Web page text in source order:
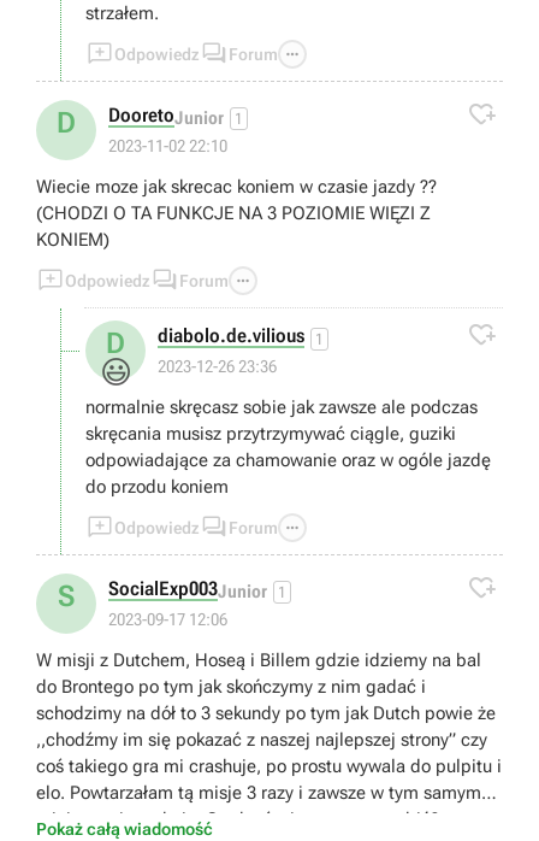
strzałem.
Odpowiedz  Forum 
D DooretoJunior 1
2023-11-02 22:10

Wiecie moze jak skrecac koniem w czasie jazdy ??
(CHODZI O TA FUNKCJE NA 3 POZIOMIE WIĘZI Z
KONIEM)
Odpowiedz  Forum 
D
😃
diabolo.de.vilious 1
2023-12-26 23:36

normalnie skręcasz sobie jak zawsze ale podczas
skręcania musisz przytrzymywać ciągle, guziki
odpowiadające za chamowanie oraz w ogóle jazdę
do przodu koniem
Odpowiedz  Forum 
S SocialExp003Junior 1
2023-09-17 12:06

W misji z Dutchem, Hoseą i Billem gdzie idziemy na bal
do Brontego po tym jak skończymy z nim gadać i
schodzimy na dół to 3 sekundy po tym jak Dutch powie że
,,chodźmy im się pokazać z naszej najlepszej strony” czy
coś takiego gra mi crashuje, po prostu wywala do pulpitu i
elo. Powtarzałam tą misje 3 razy i zawsze w tym samym
miejscu mi crashuje. Czy ktoś wie co z tym zrobić?
Pokaż całą wiadomość